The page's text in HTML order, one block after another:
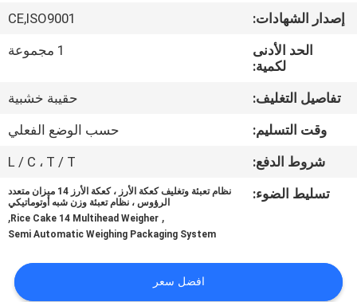
جولة
ضبط
اتصل
أخبار
إصدار الشهادات:
CE,ISO9001
الحد الأدنى
لكمية:
1 مجموعة
تفاصيل التغليف:
حقيبة خشبية
وقت التسليم:
حسب الوضع الفعلي
شروط الدفع:
L / C ، T / T
تسليط الضوء:
نظام تعبئة وتغليف كعكة الأرز ، كعكة الأرز 14 ميزان متعدد
الرؤوس ، نظام تعبئة وزن شبه أوتوماتيكي
,
Rice Cake 14 Multihead Weigher
,
Semi Automatic Weighing Packaging System
افضل سعر